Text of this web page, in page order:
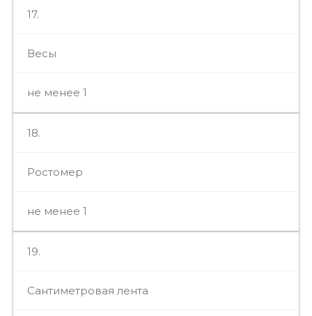
17.
Весы
не менее 1
18.
Ростомер
не менее 1
19.
Сантиметровая лента